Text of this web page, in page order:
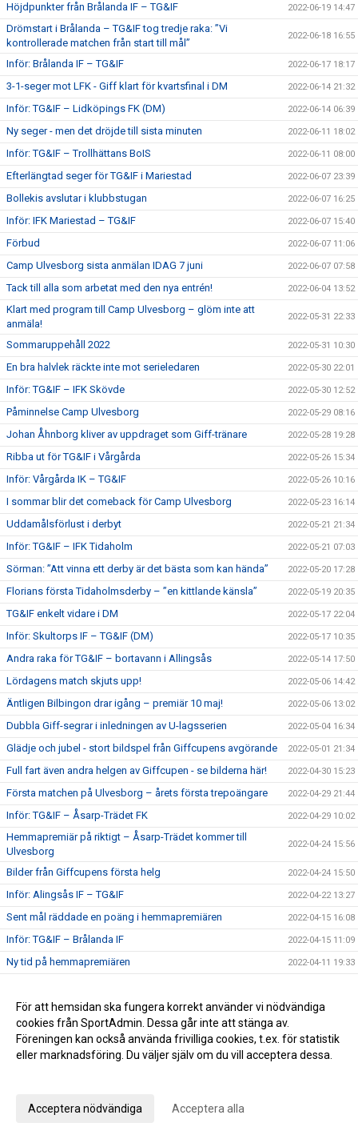
Höjdpunkter från Brålanda IF – TG&IF 2022-06-19 14:47
Drömstart i Brålanda – TG&IF tog tredje raka: ”Vi
kontrollerade matchen från start till mål”
2022-06-18 16:55
Inför: Brålanda IF – TG&IF 2022-06-17 18:17
3-1-seger mot LFK - Giff klart för kvartsfinal i DM 2022-06-14 21:32
Inför: TG&IF – Lidköpings FK (DM) 2022-06-14 06:39
Ny seger - men det dröjde till sista minuten 2022-06-11 18:02
Inför: TG&IF – Trollhättans BoIS 2022-06-11 08:00
Efterlängtad seger för TG&IF i Mariestad 2022-06-07 23:39
Bollekis avslutar i klubbstugan 2022-06-07 16:25
Inför: IFK Mariestad – TG&IF 2022-06-07 15:40
Förbud 2022-06-07 11:06
Camp Ulvesborg sista anmälan IDAG 7 juni 2022-06-07 07:58
Tack till alla som arbetat med den nya entrén! 2022-06-04 13:52
Klart med program till Camp Ulvesborg – glöm inte att
anmäla!
2022-05-31 22:33
Sommaruppehåll 2022 2022-05-31 10:30
En bra halvlek räckte inte mot serieledaren 2022-05-30 22:01
Inför: TG&IF – IFK Skövde 2022-05-30 12:52
Påminnelse Camp Ulvesborg 2022-05-29 08:16
Johan Åhnborg kliver av uppdraget som Giff-tränare 2022-05-28 19:28
Ribba ut för TG&IF i Vårgårda 2022-05-26 15:34
Inför: Vårgårda IK – TG&IF 2022-05-26 10:16
I sommar blir det comeback för Camp Ulvesborg 2022-05-23 16:14
Uddamålsförlust i derbyt 2022-05-21 21:34
Inför: TG&IF – IFK Tidaholm 2022-05-21 07:03
Sörman: ”Att vinna ett derby är det bästa som kan hända” 2022-05-20 17:28
Florians första Tidaholmsderby – ”en kittlande känsla” 2022-05-19 20:35
TG&IF enkelt vidare i DM 2022-05-17 22:04
Inför: Skultorps IF – TG&IF (DM) 2022-05-17 10:35
Andra raka för TG&IF – bortavann i Allingsås 2022-05-14 17:50
Lördagens match skjuts upp! 2022-05-06 14:42
Äntligen Bilbingon drar igång – premiär 10 maj! 2022-05-06 13:02
Dubbla Giff-segrar i inledningen av U-lagsserien 2022-05-04 16:34
Glädje och jubel - stort bildspel från Giffcupens avgörande 2022-05-01 21:34
Full fart även andra helgen av Giffcupen - se bilderna här! 2022-04-30 15:23
Första matchen på Ulvesborg – årets första trepoängare 2022-04-29 21:44
Inför: TG&IF – Åsarp-Trädet FK 2022-04-29 10:02
Hemmapremiär på riktigt – Åsarp-Trädet kommer till
Ulvesborg
2022-04-24 15:56
Bilder från Giffcupens första helg 2022-04-24 15:50
Inför: Alingsås IF – TG&IF 2022-04-22 13:27
Sent mål räddade en poäng i hemmapremiären 2022-04-15 16:08
Inför: TG&IF – Brålanda IF 2022-04-15 11:09
Ny tid på hemmapremiären 2022-04-11 19:33
Inför: Holmalunds IF – TG&IF 2022-04-08 13:44
TG&IF flyttar fram första Giffcupen-helgen 2022-04-04 20:34
Än finns chans att köpa Vårtips 2022-04-04 19:08
Bra årspremiär av juniorlaget mot Folkabo
För att hemsidan ska fungera korrekt använder vi nödvändiga
cookies från SportAdmin. Dessa går inte att stänga av.
Föreningen kan också använda frivilliga cookies, t.ex. för statistik
eller marknadsföring. Du väljer själv om du vill acceptera dessa.
Acceptera nödvändiga Acceptera alla